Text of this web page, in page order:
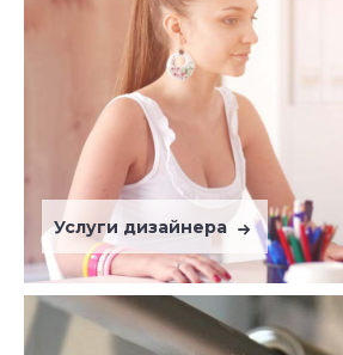
Услуги дизайнера